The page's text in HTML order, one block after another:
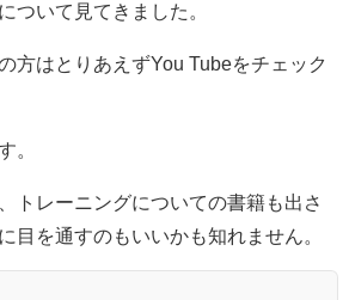
ついて見てきました。
方はとりあえずYou Tubeをチェック
。
トレーニングについての書籍も出さ
目を通すのもいいかも知れません。